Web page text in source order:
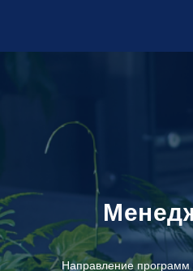
Направление программ